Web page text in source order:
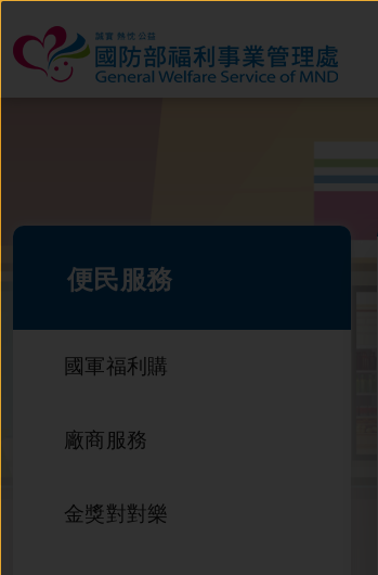
便民服務
國軍福利購
廠商服務
金獎對對樂